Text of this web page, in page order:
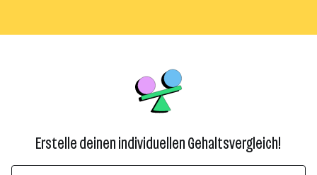
Erstelle deinen individuellen Gehaltsvergleich!